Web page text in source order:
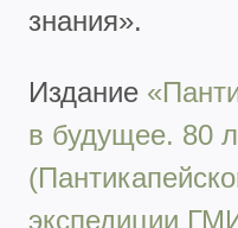
знания».
Издание
в будущее. 80
экспедиции